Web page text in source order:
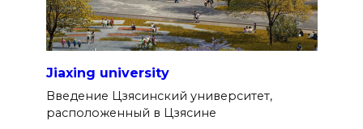
Jiaxing university
Введение Цзясинский университет,
расположенный в Цзясине